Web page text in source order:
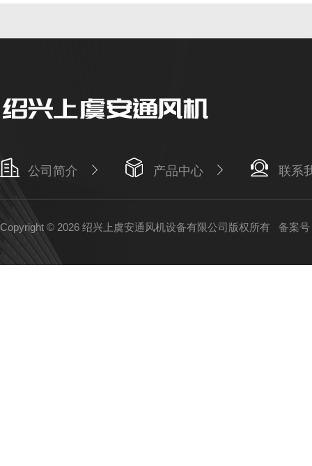
公司简介 产品中心 联系
Copyright © 2026 绍兴上虞安通风机设备有限公司版权所有 备案号